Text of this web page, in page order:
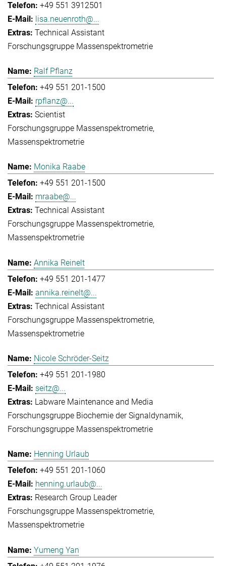
+49 551 3912501
lisa.neuenroth@...
Technical Assistant
Forschungsgruppe Massenspektrometrie
Ralf Pflanz
+49 551 201-1500
rpflanz@...
Scientist
Forschungsgruppe Massenspektrometrie
Massenspektrometrie
Monika Raabe
+49 551 201-1500
mraabe@...
Technical Assistant
Forschungsgruppe Massenspektrometrie
Massenspektrometrie
Annika Reinelt
+49 551 201-1477
annika.reinelt@...
Technical Assistant
Forschungsgruppe Massenspektrometrie
Massenspektrometrie
Nicole Schröder-Seitz
+49 551 201-1980
seitz@...
Labware Maintenance and Media
Forschungsgruppe Biochemie der Signaldynamik
Forschungsgruppe Massenspektrometrie
Henning Urlaub
+49 551 201-1060
henning.urlaub@...
Research Group Leader
Forschungsgruppe Massenspektrometrie
Massenspektrometrie
Yumeng Yan